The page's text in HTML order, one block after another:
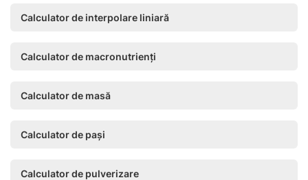
Calculator de interpolare liniară
Calculator de macronutrienți
Calculator de masă
Calculator de pași
Calculator de pulverizare